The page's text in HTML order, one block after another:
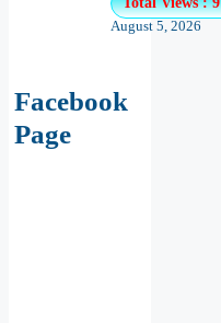
August 5, 2026
Facebook
Page